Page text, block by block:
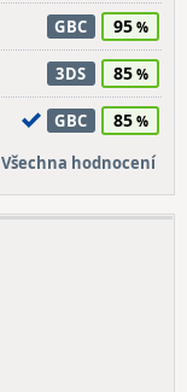
GBC 95
3DS 85
GBC 85
Všechna hodnocení